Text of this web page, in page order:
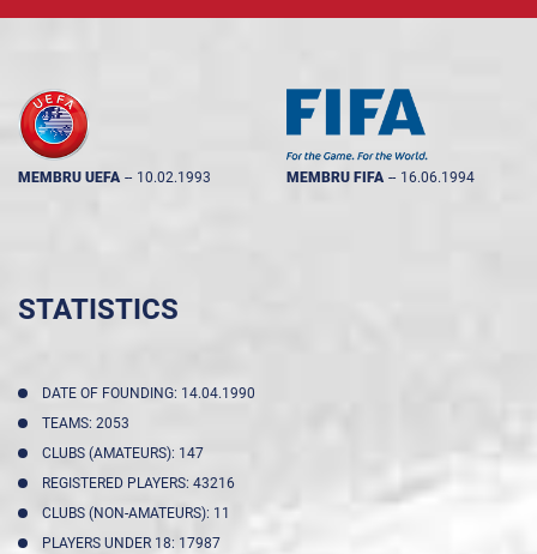
MEMBRU UEFA -- 10.02.1993 MEMBRU FIFA -- 16.06.1994
STATISTICS
DATE OF FOUNDING: 14.04.1990
TEAMS: 2053
CLUBS (AMATEURS): 147
REGISTERED PLAYERS: 43216
CLUBS (NON-AMATEURS): 11
PLAYERS UNDER 18: 17987